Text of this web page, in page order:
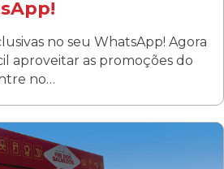
100 - Fanny, Curitiba –PR
no seu WhatsApp! Agora
aproveitar as promoções do
no…